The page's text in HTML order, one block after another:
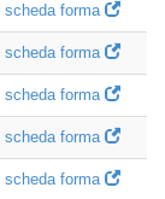
scheda forma
scheda forma
scheda forma
scheda forma
scheda forma